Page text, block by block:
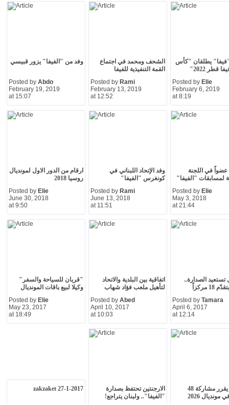
وفد من "الفيفا" يزور قبيسي
Posted by Abdo
February 19, 2019
at 15:07
الشحف ومحمد في اجتماع
القمة التنفيذية للفيفا
Posted by Rami
February 13, 2019
at 12:52
يطلقان "كأس
قطر 2022"
Posted by Elie
February 6, 2019
at 8:19
ارقام من الدور الاول لمونديال
روسيا 2018
Posted by Elie
June 30, 2018
at 9:50
وفد الإتحاد اللبناني في
كونغرس "الفيفا"
Posted by Rami
June 13, 2018
at 11:51
في اللجنة
لمسابقات "الفيفا"
Posted by Elie
May 3, 2018
at 21:44
"قربان للسياحة والسفر"
وكيلا لبيع باقات المونديال
Posted by Elie
May 23, 2017
at 18:49
اتفاقية بين البلدية والاتحاد
لتأهيل ملعب فؤاد شهاب
Posted by Abed
April 10, 2017
at 10:03
تستعيد الصدارة..
مركزاً
Posted by Tamara
April 6, 2017
at 12:14
zakzaket 27-1-2017
الارجنتين تحتفظ بصدارة
"الفيفا".. ولبنان يتراجع!
"فيفا" يقرر مشاركة 48
مونديال 2026